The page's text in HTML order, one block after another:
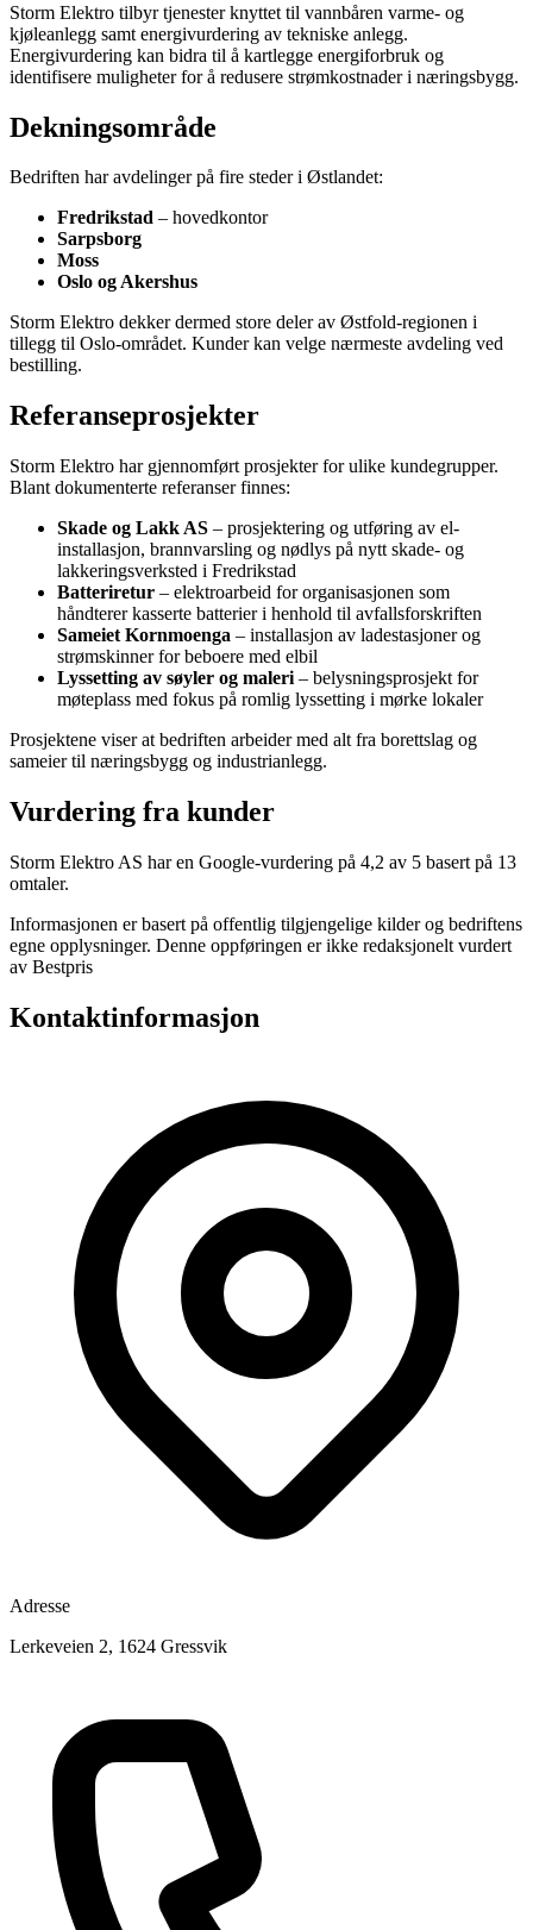
Storm Elektro tilbyr tjenester knyttet til vannbåren varme- og
kjøleanlegg samt energivurdering av tekniske anlegg.
Energivurdering kan bidra til å kartlegge energiforbruk og
identifisere muligheter for å redusere strømkostnader i næringsbygg.
Dekningsområde
Bedriften har avdelinger på fire steder i Østlandet:
Fredrikstad – hovedkontor
Sarpsborg
Moss
Oslo og Akershus
Storm Elektro dekker dermed store deler av Østfold-regionen i
tillegg til Oslo-området. Kunder kan velge nærmeste avdeling ved
bestilling.
Referanseprosjekter
Storm Elektro har gjennomført prosjekter for ulike kundegrupper.
Blant dokumenterte referanser finnes:
Skade og Lakk AS – prosjektering og utføring av el-
installasjon, brannvarsling og nødlys på nytt skade- og
lakkeringsverksted i Fredrikstad
Batteriretur – elektroarbeid for organisasjonen som
håndterer kasserte batterier i henhold til avfallsforskriften
Sameiet Kornmoenga – installasjon av ladestasjoner og
strømskinner for beboere med elbil
Lyssetting av søyler og maleri – belysningsprosjekt for
møteplass med fokus på romlig lyssetting i mørke lokaler
Prosjektene viser at bedriften arbeider med alt fra borettslag og
sameier til næringsbygg og industrianlegg.
Vurdering fra kunder
Storm Elektro AS har en Google-vurdering på 4,2 av 5 basert på 13
omtaler.
Informasjonen er basert på offentlig tilgjengelige kilder og bedriftens
egne opplysninger. Denne oppføringen er ikke redaksjonelt vurdert
av Bestpris
Kontaktinformasjon
Adresse
Lerkeveien 2, 1624 Gressvik